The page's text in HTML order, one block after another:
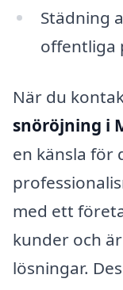
Städning
offentliga
När du
snöröjning i
en känsla för
med ett
kunder och
lösningar.